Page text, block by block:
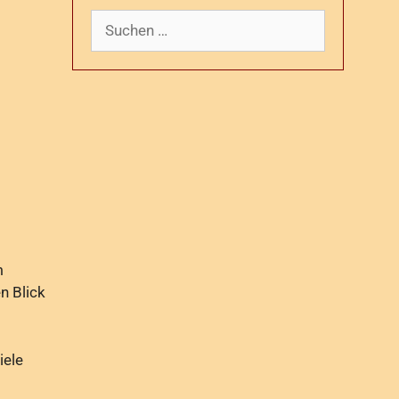
Blick